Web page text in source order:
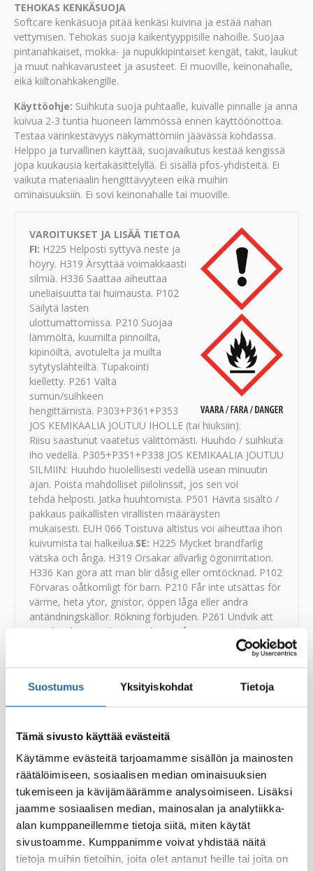
Suostumus Yksityiskohdat Tietoja
Tämä sivusto käyttää evästeitä
Käytämme evästeitä tarjoamamme sisällön ja mainosten
räätälöimiseen, sosiaalisen median ominaisuuksien
tukemiseen ja kävijämäärämme analysoimiseen. Lisäksi
jaamme sosiaalisen median, mainosalan ja analytiikka-
alan kumppaneillemme tietoja siitä, miten käytät
sivustoamme. Kumppanimme voivat yhdistää näitä
tietoja muihin tietoihin, joita olet antanut heille tai joita on
TEHOKAS KENKÄSUOJA
Softcare kenkäsuoja pitää kenkäsi kuivina ja estää nahan
vettymisen. Tehokas suoja kaikentyyppisille nahoille. Suojaa
pintanahkaiset, mokka- ja nupukkipintaiset kengät, takit, laukut
ja muut nahkavarusteet ja asusteet. Ei muoville, keinonahalle,
eikä kiiltonahkakengille.
Käyttöohje: Suihkuta suoja puhtaalle, kuivalle pinnalle ja anna
kuivua 2-3 tuntia huoneen lämmössä ennen käyttöönottoa.
Testaa värinkestävyys näkymättömiin jäävässä kohdassa.
Helppo ja turvallinen käyttää, suojavaikutus kestää kengissä
jopa kuukausia kertakäsittelyllä. Ei sisällä pfos-yhdisteitä. Ei
vaikuta materiaalin hengittävyyteen eikä muihin
ominaisuuksiin. Ei sovi keinonahalle tai muoville.
VAROITUKSET JA LISÄÄ TIETOA
FI: H225 Helposti syttyvä neste ja
höyry. H319 Ärsyttää voimakkaasti
silmiä. H336 Saattaa aiheuttaa
uneliaisuutta tai huimausta. P102
Säilytä lasten
ulottumattomissa. P210 Suojaa
lämmöltä, kuumilta pinnoilta,
kipinöiltä, avotulelta ja muilta
sytytyslähteiltä. Tupakointi
kielletty. P261 Vältä
sumun/suihkeen
hengittämistä. P303+P361+P353
JOS KEMIKAALIA JOUTUU IHOLLE (tai hiuksiin):
Riisu saastunut vaatetus välittömästi. Huuhdo / suihkuta
iho vedellä. P305+P351+P338 JOS KEMIKAALIA JOUTUU
SILMIIN: Huuhdo huolellisesti vedellä usean minuutin
ajan. Poista mahdolliset piilolinssit, jos sen voi
tehdä helposti. Jatka huuhtomista. P501 Hävitä sisältö /
pakkaus paikallisten virallisten määräysten
mukaisesti. EUH 066 Toistuva altistus voi aiheuttaa ihon
kuivumista tai halkeilua.SE: H225 Mycket brandfarlig
vätska och ånga. H319 Orsakar allvarlig ögonirritation.
H336 Kan göra att man blir dåsig eller omtöcknad. P102
Förvaras oåtkomligt för barn. P210 Får inte utsättas för
värme, heta ytor, gnistor, öppen låga eller andra
antändningskällor. Rökning förbjuden. P261 Undvik att
inandas damm/rök/gaser/dimma/ångor/sprej. P303-
P361P353 VID HUDKONTAKT (även håret): Ta
omedelbart av alla nedstänkta kläder. Skölj huden med
MED ÖGONEN: Skölj försiktigt med vatten i flera
minuter. Ta ur eventuella kontaktlinser om det går lätt.
enlighet med lokala myndigheters föreskrifter. EUH066
UFI3Q30-705U-W00M-9J8U
Käyttöturvallisuustiedote: lataa PDF
Koko:300ml